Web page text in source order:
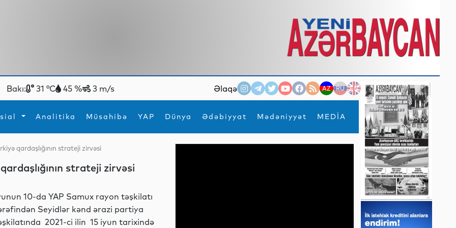
Bakı: 31 °C 45 % 3 m/s Əlaqə AZ RU EN
Analitika Müsahibə YAP Dünya Ədəbiyyat Mədəniyyət MEDİA
×
İdmanYeni texnologiyalar
qardaşlığının strateji zirvəsi
strateji zirvəsi
10-da YAP Samux rayon təşkilatı
Seyidlər kənd ərazi partiya
2021-ci ilin 15 iyun tarixində